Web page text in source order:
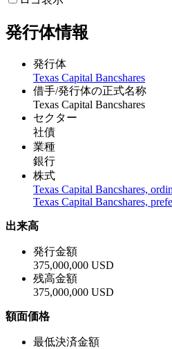
発行体情報
発行体
Texas Capital Bancshares
借手/発行体の正式名称
Texas Capital Bancshares
セクター
社債
業種
銀行
株式
Texas Capital Bancshares,
Texas Capital Bancshares,
出来高
発行金額
375,000,000 USD
残高金額
375,000,000 USD
額面価格
最低決済金額